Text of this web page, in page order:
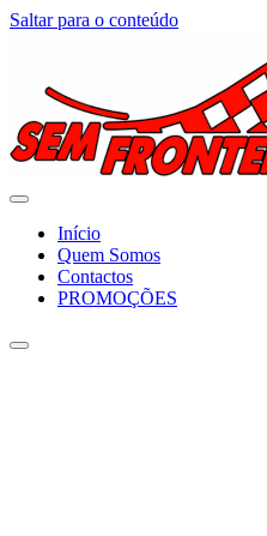
Saltar para o conteúdo
Início
Quem Somos
Contactos
PROMOÇÕES